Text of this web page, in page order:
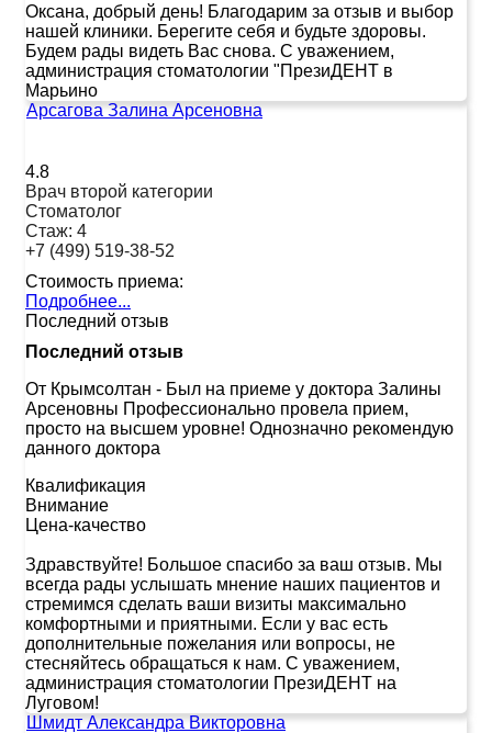
Оксана, добрый день! Благодарим за отзыв и выбор
нашей клиники. Берегите себя и будьте здоровы.
Будем рады видеть Вас снова. С уважением,
администрация стоматологии "ПрезиДЕНТ в
Марьино
Арсагова Залина Арсеновна
4.8
Врач второй категории
Стоматолог
Стаж: 4
+7 (499) 519-38-52
Стоимость приема:
Подробнее...
Последний отзыв
Последний отзыв
От Крымсолтан - Был на приеме у доктора Залины
Арсеновны Профессионально провела прием,
просто на высшем уровне! Однозначно рекомендую
данного доктора
Квалификация
Внимание
Цена-качество
Здравствуйте! Большое спасибо за ваш отзыв. Мы
всегда рады услышать мнение наших пациентов и
стремимся сделать ваши визиты максимально
комфортными и приятными. Если у вас есть
дополнительные пожелания или вопросы, не
стесняйтесь обращаться к нам. С уважением,
администрация стоматологии ПрезиДЕНТ на
Луговом!
Шмидт Александра Викторовна